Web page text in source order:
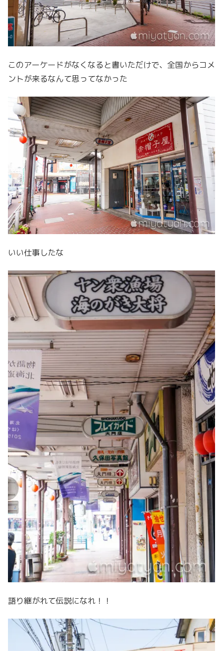
このアーケードがなくなると書いただけで、全国からコメ
ントが来るなんて思ってなかった
いい仕事したな
語り継がれて伝説になれ！！